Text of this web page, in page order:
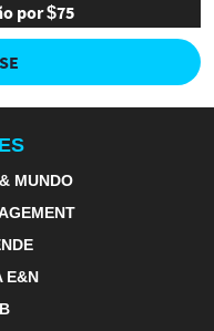
por $75
MUNDO
E&N